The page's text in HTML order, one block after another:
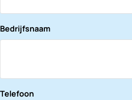
Bedrijfsnaam
Telefoon